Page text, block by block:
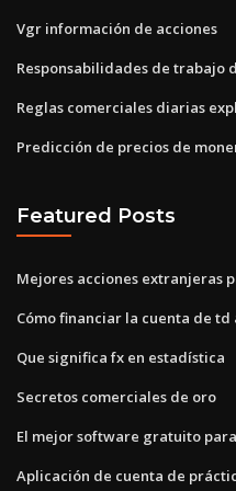
Vgr información de acciones
Responsabilidades de trabajo
Reglas comerciales diarias
Predicción de precios de
Featured Posts
Mejores acciones extranjeras
Cómo financiar la cuenta de
Que significa fx en estadística
Secretos comerciales de oro
El mejor software gratuito
Aplicación de cuenta de